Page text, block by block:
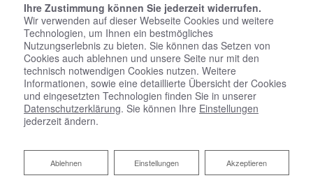
Ihre Zustimmung können Sie jederzeit widerrufen.
Wir verwenden auf dieser Webseite Cookies und weitere
Technologien, um Ihnen ein bestmögliches
Nutzungserlebnis zu bieten. Sie können das Setzen von
Cookies auch ablehnen und unsere Seite nur mit den
technisch notwendigen Cookies nutzen. Weitere
Informationen, sowie eine detaillierte Übersicht der Cookies
und eingesetzten Technologien finden Sie in unserer
Datenschutzerklärung. Sie können Ihre Einstellungen
jederzeit ändern.
Akzeptieren
Einstellungen
Ablehnen
Ablehnen